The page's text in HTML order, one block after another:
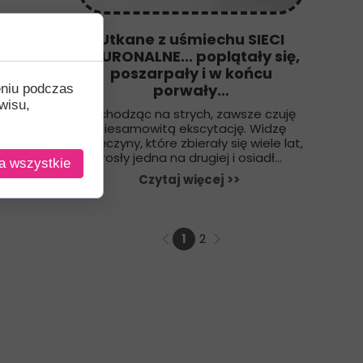
Utkane z uśmiechu SIECI
NEURONALNE... poplątały się,
poszarpały i w końcu
porwały…
Wchodząc na strych, zawsze czuję
niesamowitą ekscytację. Widzę
pajęczyny, które zbierały się wiele lat,
rosły jedna na drugiej i osiadł...
Czytaj więcej >>
1 2
podczas
wszystkie